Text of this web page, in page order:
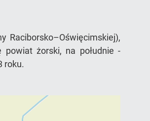
Raciborsko–Oświęcimskiej),
żorski, na południe -
roku.